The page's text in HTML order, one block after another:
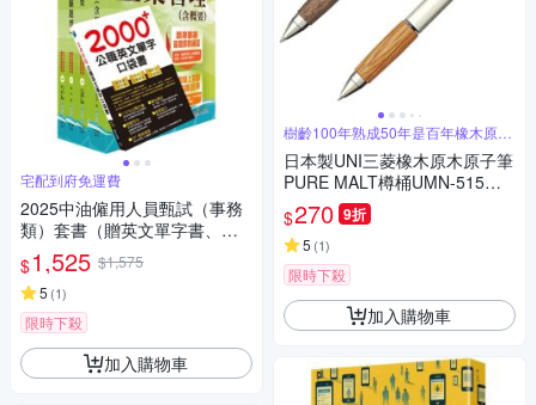
宅配到府免運費
2025中油僱用人員甄試（事務
類）套書（贈英文單字書、題
庫網帳號、雲端課程）
$1,525 $1,575
5 (1)
限時下殺
加入購物車
樹齡100年熟成50年是百年橡木原木
筆
日本製UNI三菱橡木原木原子筆
PURE MALT樽桶UMN-515系
列中性圓珠筆(0.5mm筆芯;木頭
部分由威士忌酒釀酒桶製)鋼珠
筆-日本原裝進口
$270 9折
5 (1)
限時下殺
加入購物車